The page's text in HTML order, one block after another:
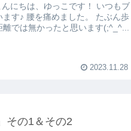
にちは、ゆっこです！ いつもブ
す♪ 腰を痛めました。 たぶん歩
では無かったと思います(;^_^...
2023.11.28
その1＆その2